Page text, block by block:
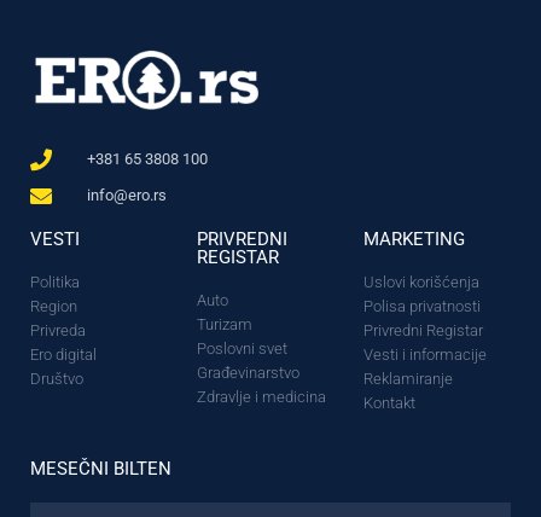
+381 65 3808 100
info@ero.rs
VESTI
Politika
Region
Privreda
Ero digital
Društvo
PRIVREDNI
REGISTAR
Auto
Turizam
Poslovni svet
Građevinarstvo
Zdravlje i medicina
MARKETING
Uslovi korišćenja
Polisa privatnosti
Privredni Registar
Vesti i informacije
Reklamiranje
Kontakt
MESEČNI BILTEN